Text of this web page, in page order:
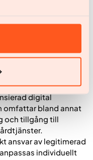
omfattas i
att
av patienten
digital
omfattar bland annat
och tillgång till
ansvar av legitimerad
individuellt